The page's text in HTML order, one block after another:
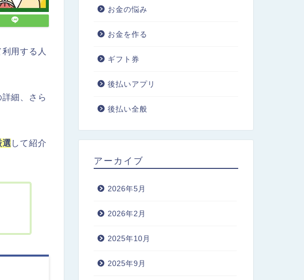
用する人
細、さら
選して紹介
お金の悩み
お金を作る
ギフト券
後払いアプリ
後払い全般
アーカイブ
2026年5月
2026年2月
2025年10月
2025年9月